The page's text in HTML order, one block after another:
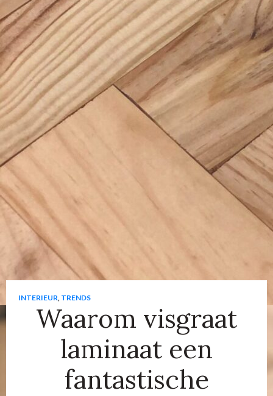
INTERIEUR, TRENDS
Waarom visgraat
laminaat een
fantastische